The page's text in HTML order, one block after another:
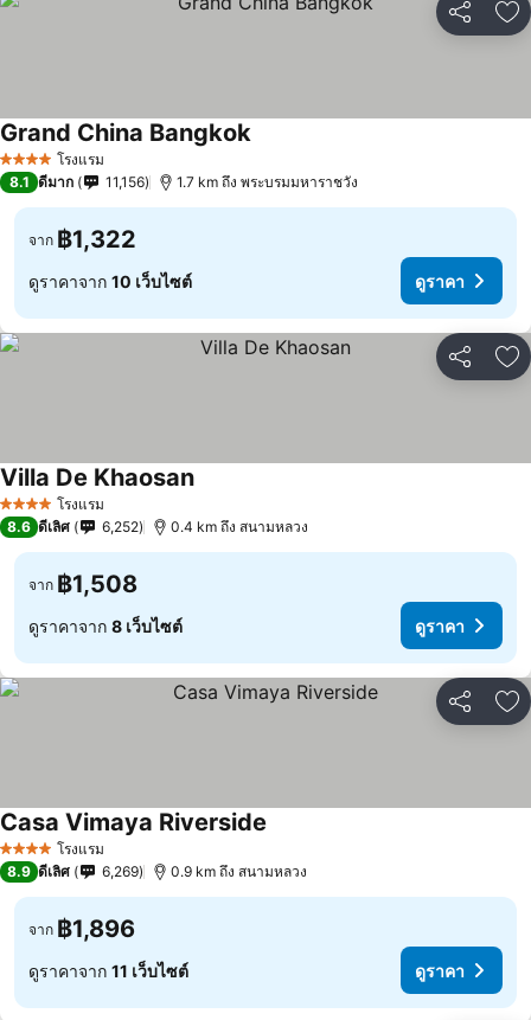
แชร์ เ
4 ดาว โรงแรม
Grand China Bangkok
8.1 ดีมาก 11,156 1.7 km ถึง พระบรมมหาราชวัง
จาก ฿1,322
ดูราคาจาก 10 เว็บไซต์ ดูราคา
แชร์ เ
4 ดาว โรงแรม
Villa De Khaosan
8.6 ดีเลิศ 6,252 0.4 km ถึง สนามหลวง
จาก ฿1,508
ดูราคาจาก 8 เว็บไซต์ ดูราคา
แชร์ เ
4 ดาว โรงแรม
Casa Vimaya Riverside
8.9 ดีเลิศ 6,269 0.9 km ถึง สนามหลวง
จาก ฿1,896
ดูราคาจาก 11 เว็บไซต์ ดูราคา